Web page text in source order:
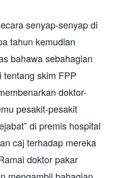
senyap-senyap di
tahun kemudian
bahawa sebahagian
tentang skim FPP
doktor-
pesakit-pesakit
di premis hospital
caj terhadap mereka
doktor pakar